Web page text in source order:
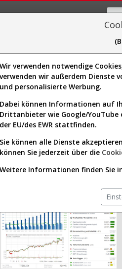
Diese Funktion
Wir verwenden notwendige
verwenden wir außerdem Dienste
und personalisierte Werbung.
Dabei können Informationen auf
Drittanbieter wie Google/
der EU/des EWR stattfinden.
Sie können alle Dienste
können Sie jederzeit über die
Weitere Informationen finden Sie